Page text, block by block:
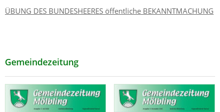
ÜBUNG DES BUNDESHEERES öffentliche BEKANNTMACHUNG
Gemeindezeitung